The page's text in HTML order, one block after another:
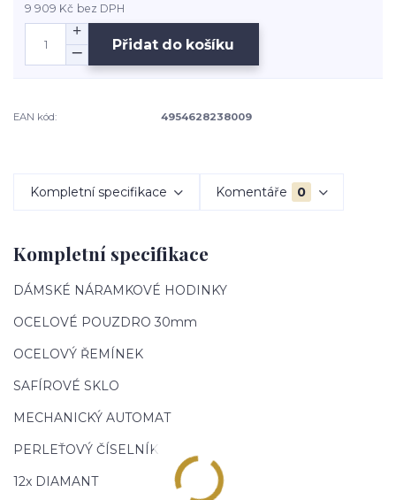
9 909 Kč bez DPH
Přidat do košíku
EAN kód: 4954628238009
Kompletní specifikace Komentáře 0
Kompletní specifikace
DÁMSKÉ NÁRAMKOVÉ HODINKY
OCELOVÉ POUZDRO 30mm
OCELOVÝ ŘEMÍNEK
SAFÍROVÉ SKLO
MECHANICKÝ AUTOMAT
PERLEŤOVÝ ČÍSELNÍK
12x DIAMANT